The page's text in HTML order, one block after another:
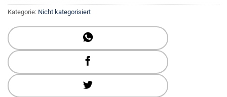
Kategorie: Nicht kategorisiert